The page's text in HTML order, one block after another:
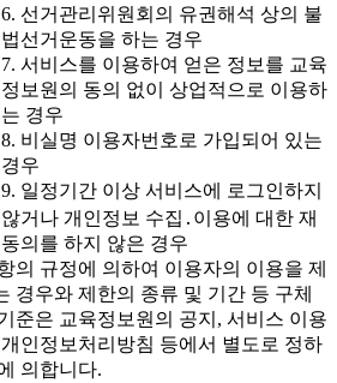
6. 선거관리위원회의 유권해석 상의 불
법선거운동을 하는 경우
7. 서비스를 이용하여 얻은 정보를 교육
정보원의 동의 없이 상업적으로 이용하
는 경우
8. 비실명 이용자번호로 가입되어 있는
경우
9. 일정기간 이상 서비스에 로그인하지
않거나 개인정보 수집․이용에 대한 재
동의를 하지 않은 경우
의 규정에 의하여 이용자의 이용을 제
경우와 제한의 종류 및 기간 등 구체
준은 교육정보원의 공지, 서비스 이용
인정보처리방침 등에서 별도로 정하
의합니다.